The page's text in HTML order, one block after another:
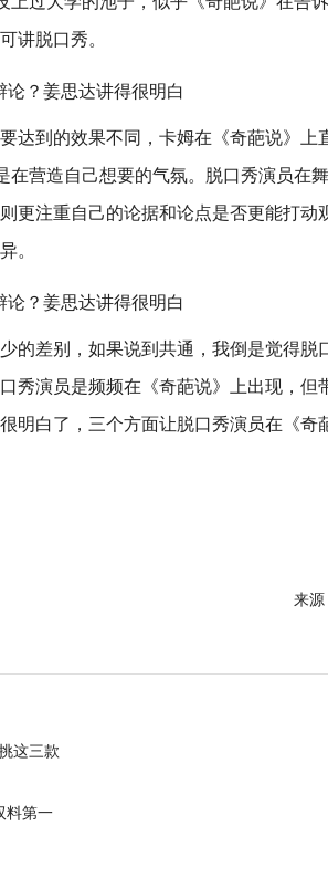
讲脱口秀。
达到的效果不同，卡姆在《奇葩说》上
在营造自己想要的气氛。脱口秀演员在舞
更注重自己的论据和论点是否更能打动
。
的差别，如果说到共通，我倒是觉得脱
秀演员是频频在《奇葩说》上出现，但
明白了，三个方面让脱口秀演员在《奇
来源
这三款
料第一